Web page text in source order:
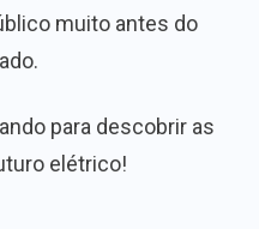
muito antes do
para descobrir as
elétrico!